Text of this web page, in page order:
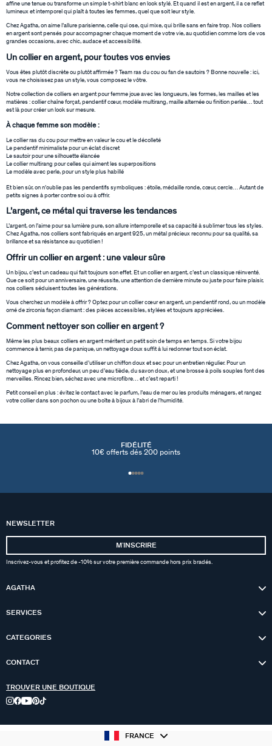
affine une tenue ou transforme un simple t-shirt blanc en look stylé. Et quand il est en argent, il a ce reflet
lumineux et intemporel qui plaît à toutes les femmes, quel que soit leur style.
Chez Agatha, on aime l’allure parisienne, celle qui ose, qui mixe, qui brille sans en faire trop. Nos colliers
en argent sont pensés pour accompagner chaque moment de votre vie, au quotidien comme lors de vos
grandes occasions, avec chic, audace et accessibilité.
Un collier en argent, pour toutes vos envies
Vous êtes plutôt discrète ou plutôt affirmée ? Team ras du cou ou fan de sautoirs ? Bonne nouvelle : ici,
vous ne choisissez pas un style, vous composez le vôtre.
Notre collection de colliers en argent pour femme joue avec les longueurs, les formes, les mailles et les
matières : collier chaîne forçat, pendentif cœur, modèle multirang, maille alternée ou finition perlée… tout
est là pour créer un look sur mesure.
À chaque femme son modèle :
Le collier ras du cou pour mettre en valeur le cou et le décolleté
Le pendentif minimaliste pour un éclat discret
Le sautoir pour une silhouette élancée
Le collier multirang pour celles qui aiment les superpositions
Le modèle avec perle, pour un style plus habillé
Et bien sûr, on n’oublie pas les pendentifs symboliques : étoile, médaille ronde, cœur, cercle… Autant de
petits signes à porter contre soi ou à offrir.
L’argent, ce métal qui traverse les tendances
L’argent, on l’aime pour sa lumière pure, son allure intemporelle et sa capacité à sublimer tous les styles.
Chez Agatha, nos colliers sont fabriqués en argent 925, un métal précieux reconnu pour sa qualité, sa
brillance et sa résistance au quotidien !
Offrir un collier en argent : une valeur sûre
Un bijou, c’est un cadeau qui fait toujours son effet. Et un collier en argent, c’est un classique réinventé.
Que ce soit pour un anniversaire, une réussite, une attention de dernière minute ou juste pour faire plaisir,
nos colliers séduisent toutes les générations.
Vous cherchez un modèle à offrir ? Optez pour un collier cœur en argent, un pendentif rond, ou un modèle
orné de zirconia façon diamant : des pièces accessibles, stylées et toujours appréciées.
Comment nettoyer son collier en argent ?
Même les plus beaux colliers en argent méritent un petit soin de temps en temps. Si votre bijou
commence à ternir, pas de panique, un nettoyage doux suffit à lui redonner tout son éclat.
Chez Agatha, on vous conseille d’utiliser un chiffon doux et sec pour un entretien régulier. Pour un
nettoyage plus en profondeur, un peu d’eau tiède, du savon doux, et une brosse à poils souples font des
merveilles. Rincez bien, séchez avec une microfibre… et c’est reparti !
Petit conseil en plus : évitez le contact avec le parfum, l’eau de mer ou les produits ménagers, et rangez
votre collier dans son pochon ou une boîte à bijoux à l’abri de l’humidité.
FIDÉLITÉ
10€ offerts dés 200 points
NEWSLETTER
MʼINSCRIRE
Inscrivez-vous et profitez de -10% sur votre première commande hors prix bradés.
AGATHA
SERVICES
CATEGORIES
CONTACT
TROUVER UNE BOUTIQUE
FRANCE